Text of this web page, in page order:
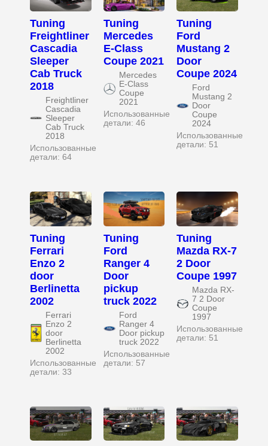
Tuning
Freightliner
Cascadia
Sleeper
Cab Truck
2018
Freightliner
Cascadia
Sleeper
Cab Truck
2018
Использованные
детали: 64
Tuning
Mercedes
E-Class
Coupe 2021
Mercedes
E-Class
Coupe
2021
Использованные
детали: 46
Tuning
Ford
Mustang 2
Door
Coupe 2024
Ford
Mustang 2
Door
Coupe
2024
Использованные
детали: 51
Tuning
Ferrari
Enzo 2
door
Berlinetta
2002
Ferrari
Enzo 2
door
Berlinetta
2002
Использованные
детали: 33
Tuning
Ford
Ranger 4
Door
pickup
truck 2022
Ford
Ranger 4
Door pickup
truck 2022
Использованные
детали: 57
Tuning
Mazda RX-7
2 Door
Coupe 1997
Mazda RX-
7 2 Door
Coupe
1997
Использованные
детали: 51